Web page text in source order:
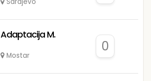
Adaptacija M.
Mostar
0